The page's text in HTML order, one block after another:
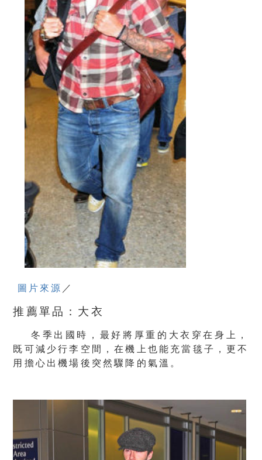
圖片來源 ／
推薦單品：大衣
冬季出國時，最好將厚重的大衣穿在身上，
既可減少行李空間，在機上也能充當毯子，更不
用擔心出機場後突然驟降的氣溫。